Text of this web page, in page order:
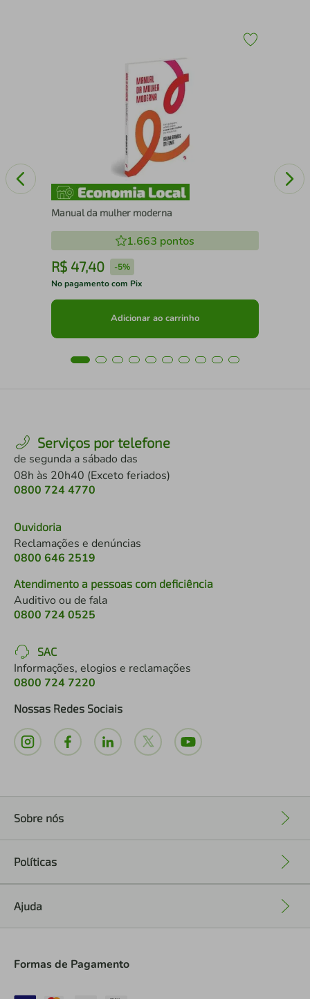
Manual da mulher moderna
1.663 pontos
R$ 47,40 -5%
No pagamento com Pix
Adicionar ao carrinho
Serviços por telefone
de segunda a sábado das
08h às 20h40 (Exceto feriados)
0800 724 4770
Ouvidoria
Reclamações e denúncias
0800 646 2519
Atendimento a pessoas com deficiência
Auditivo ou de fala
0800 724 0525
SAC
Informações, elogios e reclamações
0800 724 7220
Nossas Redes Sociais
Sobre nós
Políticas
Ajuda
Formas de Pagamento